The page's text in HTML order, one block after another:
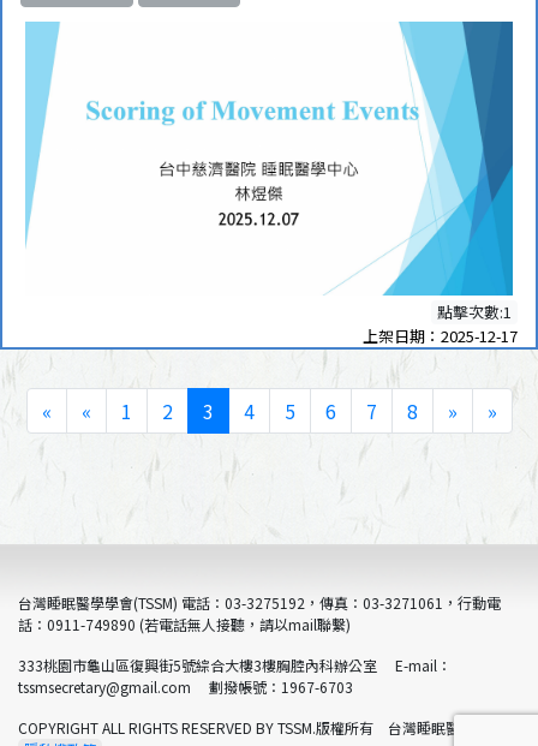
點擊次數:1
上架日期：2025-12-17
« « 1 2 3 4 5 6 7 8 » »
台灣睡眠醫學學會(TSSM) 電話：03-3275192，傳真：03-3271061，行動電
話：0911-749890 (若電話無人接聽，請以mail聯繫)
333桃園市龜山區復興街5號綜合大樓3樓胸腔內科辦公室 E-mail：
tssmsecretary@gmail.com 劃撥帳號：1967-6703
COPYRIGHT ALL RIGHTS RESERVED BY TSSM.版權所有 台灣睡眠醫學學會